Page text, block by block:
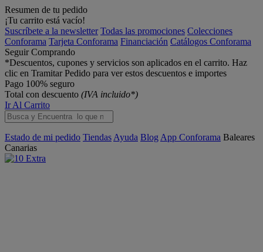
Resumen de tu pedido
¡Tu carrito está vacío!
Suscríbete a la newsletter Todas las promociones Colecciones
Conforama Tarjeta Conforama Financiación Catálogos Conforama
Seguir Comprando
*Descuentos, cupones y servicios son aplicados en el carrito. Haz
clic en Tramitar Pedido para ver estos descuentos e importes
Pago 100% seguro
Total con descuento (IVA incluido*)
Ir Al Carrito
Estado de mi pedido Tiendas Ayuda Blog App Conforama Baleares
Canarias